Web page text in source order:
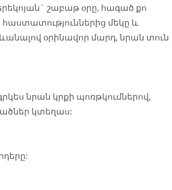
շաբաթ օրը, հագած քո
հաստատություններից մեկը և
օրինավոր մարդ, նրան տուն
նրան կրքի պոռթկումներով,
կտեղաս: